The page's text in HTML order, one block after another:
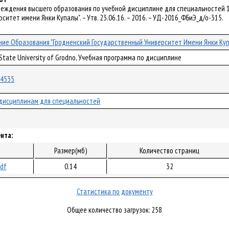
высшего образования по учебной дисциплине для
имени Янки Купалы". – Утв. 23.06.16. – 2016. – УД-2016_ФБиЭ_д/о-315.
Образования "Гродненский Государственный Университет Имени Янки
University of Grodno, Учебная программа по дисциплине
для специальностей
Размер(мб)
Количество страниц
0.14 32
Статистика по документу
Общее количество загрузок: 258